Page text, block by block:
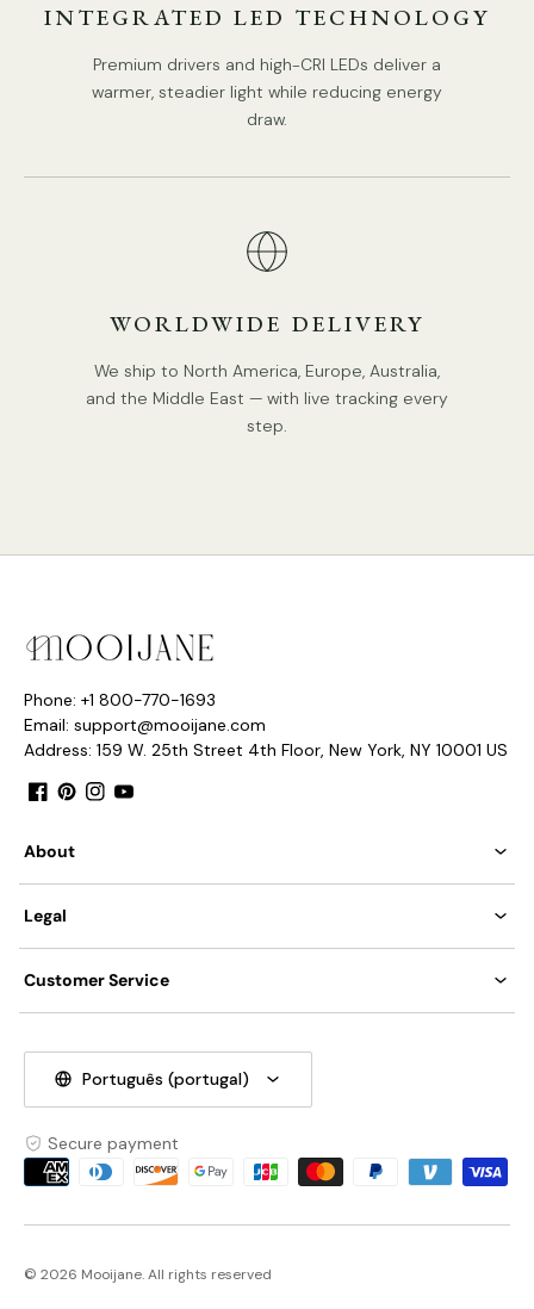
Detalhes
Tipo base de fonte de luz: E26 ou E27 (conforme mostrado
Ambiente: Interior
Peso: 3kg / 6,6lbs
Driver Necessário: Não
Acabamentos: Branco
Método de controle: interruptor de botão (não regulável)
P: Suporta escurecimento?
R: Se ele suporta escurecimento depende do tipo de
lâmpada que você compra. Se você comprar uma lâmpada
A lâmpada fornecida por padrão não suporta escurecimento.
INTEGRATED LED TECHNOLOGY
Premium drivers and high-CRI LEDs deliver a
warmer, steadier light while reducing energy
draw.
WORLDWIDE DELIVERY
We ship to North America, Europe, Australia,
and the Middle East — with live tracking every
step.
Phone: +1 800-770-1693
Email: support@mooijane.com
Address: 159 W. 25th Street 4th Floor, New York, NY 10001 US
About
Legal
Customer Service
Português (portugal)
Secure payment
Payment
© 2026 Mooijane. All rights reserved